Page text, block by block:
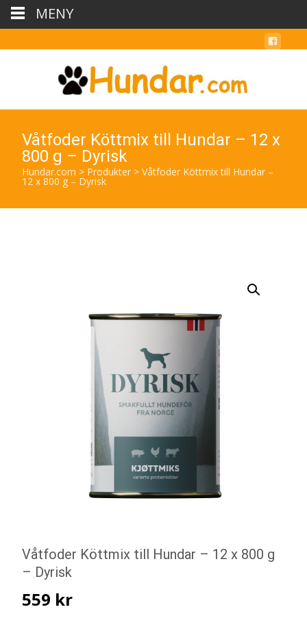
Våtfoder Köttmix till Hundar – 12 x
800 g – Dyrisk
Hundar.com > Produkter > Våtfoder Köttmix till Hundar –
12 x 800 g – Dyrisk
Våtfoder Köttmix till Hundar – 12 x 800 g
– Dyrisk
559 kr
MENY